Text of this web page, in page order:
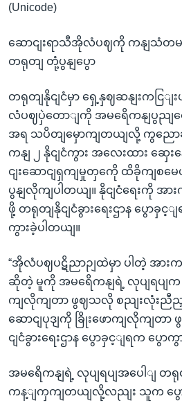
(Unicode)
ဆောငျးရာသီအိုလံပဈကို ကနျသံတမန
တရုတျ တုံ့ပွနျပွော
တရုတျနိုငျငံမှာ ရှေ့နှဈဆနျးကငြျ
လံပဈပှဲတောျကို အမရေိကနျပွညျထ
အရ သပိတျမှောကျတယျလို့ ကွညေ
ကနျ ၂ နိုငျငံကွား အလေးထား ဆှေး
ငျးဆောငျရှကျမှုတှကေို ထိခိုကျစမ
ပွနျလိုကျပါတယျ။ နိုငျငံရေးကို အာ
ဖို့ တရုတျနိုငျငံခွားရေးဌာန ပွောခှင့ျ
ကွားခဲ့ပါတယျ။
“အိုလံပဈပဋိညာဉျထဲမှာ ပါတဲ့ အားကစ
ဆိုတဲ့ မူကို အမရေိကနျရဲ့ လုပျရပျက
ကျလိုကျတာ ဖွဈသလို စညျးလုံး
ဆောငျပုဒျကို ခြိုးဖောကျလိုကျတာ
ငျငံခွားရေးဌာန ပွောခှင့ျရက ပွောကွ
အမရေိကနျရဲ့ လုပျရပျအပေါျ တရု
ကန့ျကှကျတယျလို့လညျး သူက ပွော